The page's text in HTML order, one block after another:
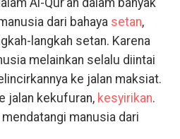
dari bahaya setan,
langkah setan. Karena
melainkan selalu diintai
ke jalan maksiat.
jalan kekufuran, kesyirikan.
manusia dari